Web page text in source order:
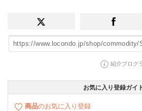
紹介プログ
お気に入り登録ガイ
商品のお気に入り登録